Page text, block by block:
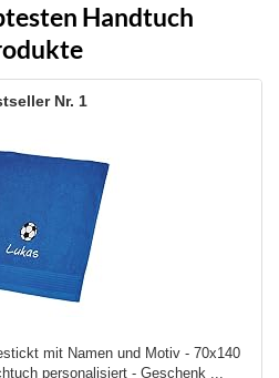
Handtuch
1
mit Namen und Motiv - 70x140
personalisiert - Geschenk ...